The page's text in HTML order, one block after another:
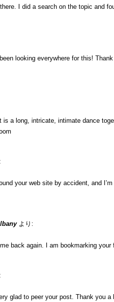
I did a search on the topic and
looking everywhere for this!
is a long, intricate, intimate dance
your web site by accident, and
より:
back again. I am bookmarking your
glad to peer your post. Thank you